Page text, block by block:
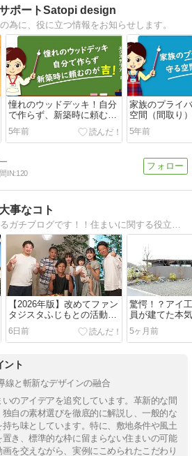
ポートSatopi design
為に、役に立つ情報をお知らせします。
憧れのウッドデッキ！自分
で作らず、新築時に頼むの
が吉！
5年前
家族のプライ
空間（間取り
ょう！
5年前
IN:120
事なコト
【2026年版】改めてファン
タジスタふじもとの活動内
容と自己紹介
6日前
驚愕！？アイ
員が建てた本
実例紹介
5ヶ月前
ント
線と斬新なデザインの融合
のアイデアを追究しています。革新的な間
自の素材選びを徹底的に解説し、一般的な
ち味としています。特に、敷地条件や風土
き、標準的な枠に留まらない住まいの可能
を交えながら、実例にこめられたこだわり